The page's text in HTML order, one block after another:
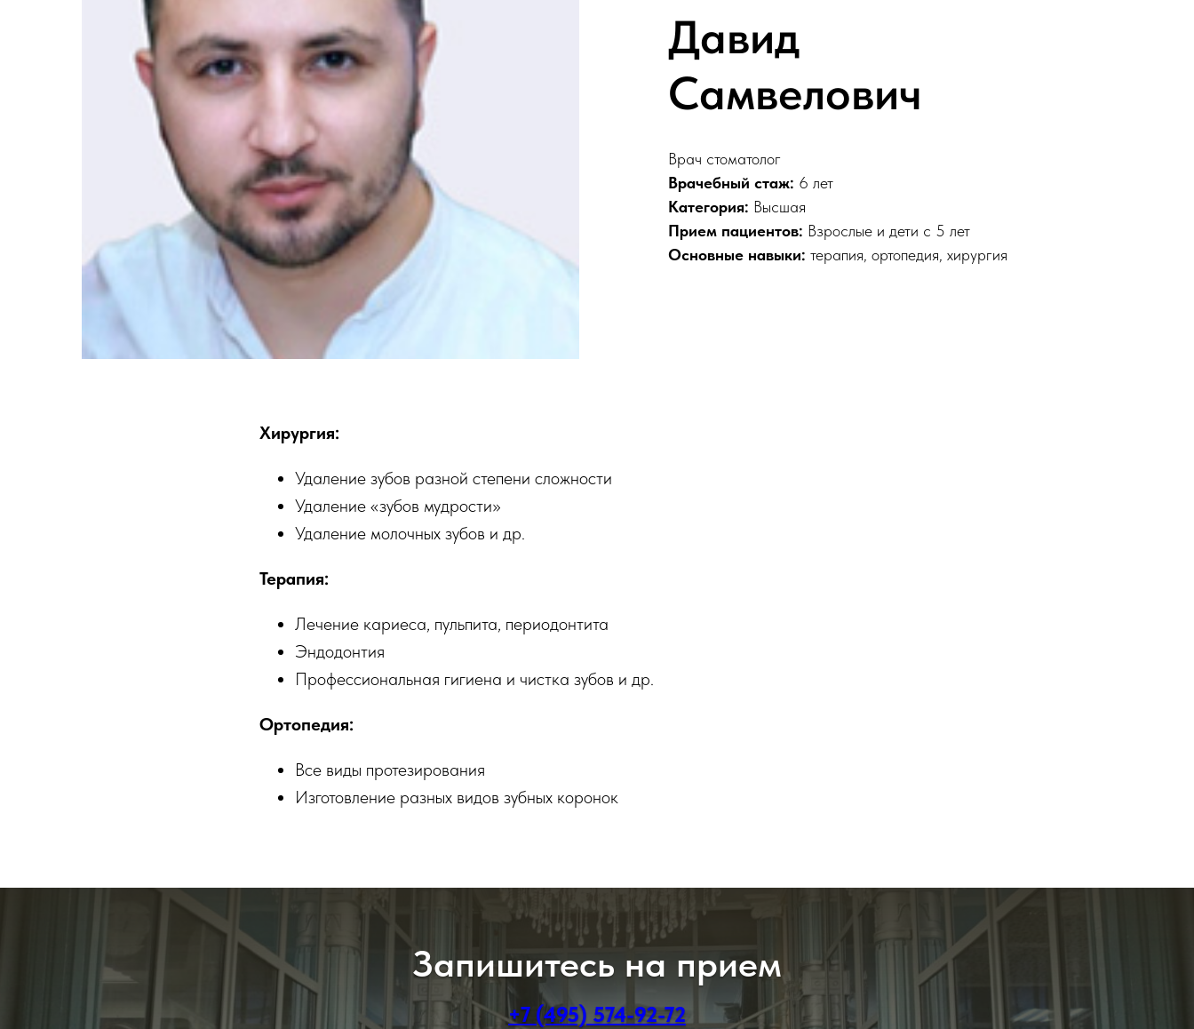
Давид
Самвелович
Врач стоматолог
Врачебный стаж: 6 лет
Категория: Высшая
Прием пациентов: Взрослые и дети с 5 лет
Основные навыки: терапия, ортопедия, хирургия
Хирургия:
Удаление зубов разной степени сложности
Удаление «зубов мудрости»
Удаление молочных зубов и др.
Терапия:
Лечение кариеса, пульпита, периодонтита
Эндодонтия
Профессиональная гигиена и чистка зубов и др.
Ортопедия:
Все виды протезирования
Изготовление разных видов зубных коронок
Запишитесь на прием
+7 (495) 574-92-72